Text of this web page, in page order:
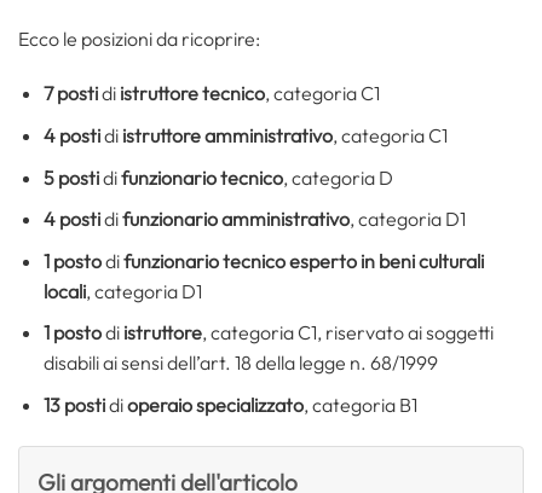
Ecco le posizioni da ricoprire:
7 postidi istruttore tecnico, categoria C1
4 postidi istruttore amministrativo, categoria C1
5 postidifunzionario tecnico, categoria D
4 postidifunzionario amministrativo, categoria D1
1 postodifunzionario tecnico esperto in beni culturali
locali, categoria D1
1 postodi istruttore, categoria C1, riservato ai soggetti
disabili ai sensi dell’art. 18 della legge n. 68/1999
13 postidioperaio specializzato, categoria B1
Gli argomenti dell'articolo